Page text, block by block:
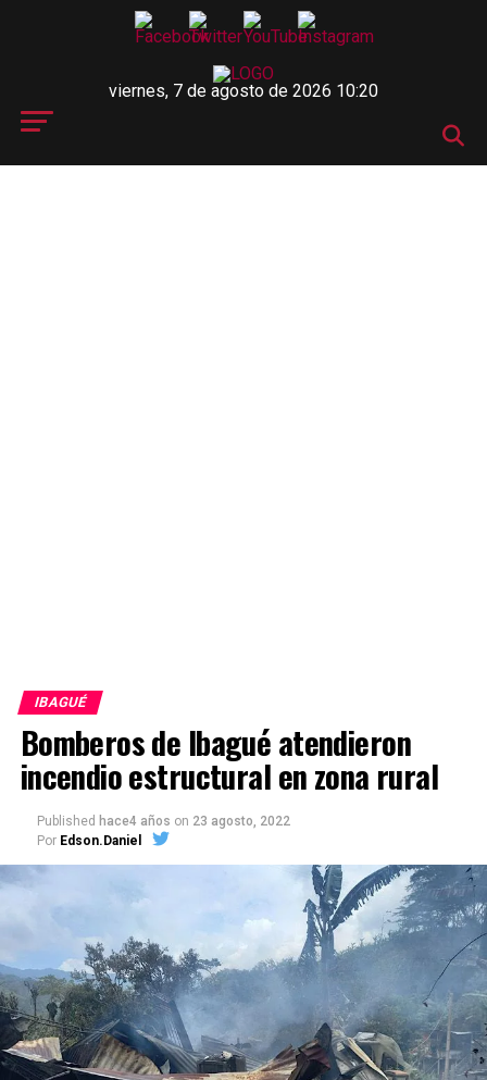
viernes, 7 de agosto de 2026 10:20
IBAGUÉ
Bomberos de Ibagué atendieron
incendio estructural en zona rural
Published hace4 años on 23 agosto, 2022
Por Edson.Daniel